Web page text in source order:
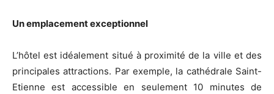
Un emplacement exceptionnel
L’hôtel est idéalement situé à proximité de la ville et des
principales attractions. Par exemple, la cathédrale Saint-
Etienne est accessible en seulement 10 minutes de